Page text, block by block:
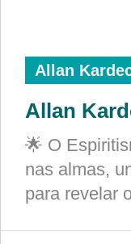
Allan
Allan
🌟 O
nas almas,
para revelar